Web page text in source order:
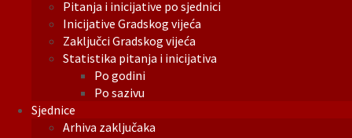
Pitanja i inicijative po sjednici
Inicijative Gradskog vijeća
Zaključci Gradskog vijeća
Statistika pitanja i inicijativa
Po godini
Po sazivu
Sjednice
Arhiva zaključaka